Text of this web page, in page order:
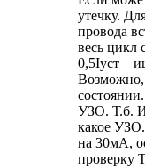
утечку.
провода
весь цикл
0,5Iуст –
УЗО. Т.б.
какое
на 30мА,
проверку